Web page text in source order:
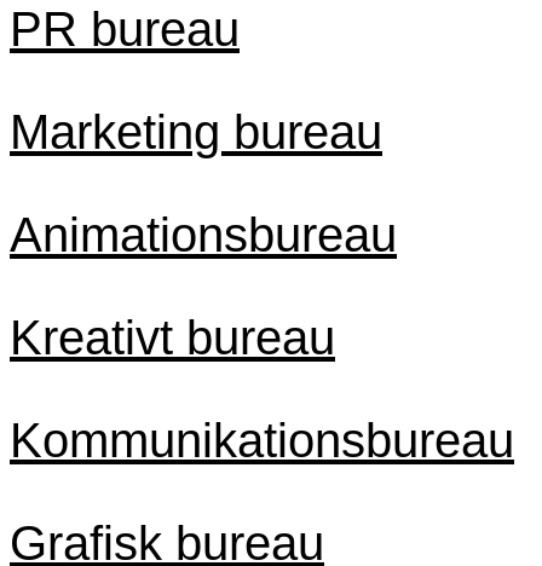
PR bureau
Marketing bureau
Animationsbureau
Kreativt bureau
Kommunikationsbureau
Grafisk bureau